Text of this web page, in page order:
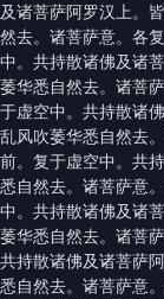
及诸菩萨阿罗汉上。
然去。诸菩萨意。各
中。共持散诸佛及诸
萎华悉自然去。诸菩
于虚空中。共持散诸
乱风吹萎华悉自然去
前。复于虚空中。共
悉自然去。诸菩萨意
中。共持散诸佛及诸
萎华悉自然去。诸菩
共持散诸佛及诸菩萨
悉自然去。诸菩萨意